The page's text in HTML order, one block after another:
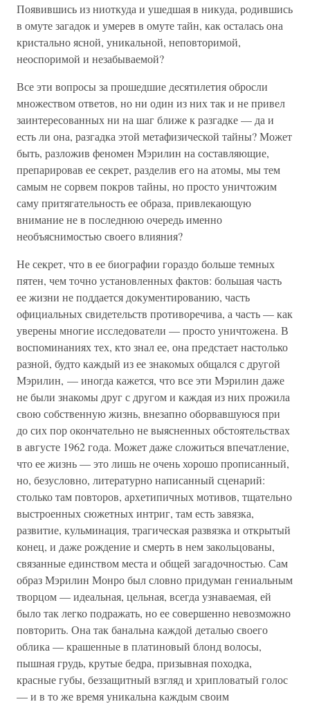
Появившись из ниоткуда и ушедшая в никуда, родившись
в омуте загадок и умерев в омуте тайн, как осталась она
кристально ясной, уникальной, неповторимой,
неоспоримой и незабываемой?
Все эти вопросы за прошедшие десятилетия обросли
множеством ответов, но ни один из них так и не привел
заинтересованных ни на шаг ближе к разгадке — да и
есть ли она, разгадка этой метафизической тайны? Может
быть, разложив феномен Мэрилин на составляющие,
препарировав ее секрет, разделив его на атомы, мы тем
самым не сорвем покров тайны, но просто уничтожим
саму притягательность ее образа, привлекающую
внимание не в последнюю очередь именно
необъяснимостью своего влияния?
Не секрет, что в ее биографии гораздо больше темных
пятен, чем точно установленных фактов: большая часть
ее жизни не поддается документированию, часть
официальных свидетельств противоречива, а часть — как
уверены многие исследователи — просто уничтожена. В
воспоминаниях тех, кто знал ее, она предстает настолько
разной, будто каждый из ее знакомых общался с другой
Мэрилин, — иногда кажется, что все эти Мэрилин даже
не были знакомы друг с другом и каждая из них прожила
свою собственную жизнь, внезапно оборвавшуюся при
до сих пор окончательно не выясненных обстоятельствах
в августе 1962 года. Может даже сложиться впечатление,
что ее жизнь — это лишь не очень хорошо прописанный,
но, безусловно, литературно написанный сценарий:
столько там повторов, архетипичных мотивов, тщательно
выстроенных сюжетных интриг, там есть завязка,
развитие, кульминация, трагическая развязка и открытый
конец, и даже рождение и смерть в нем закольцованы,
связанные единством места и общей загадочностью. Сам
образ Мэрилин Монро был словно придуман гениальным
творцом — идеальная, цельная, всегда узнаваемая, ей
было так легко подражать, но ее совершенно невозможно
повторить. Она так банальна каждой деталью своего
облика — крашенные в платиновый блонд волосы,
пышная грудь, крутые бедра, призывная походка,
красные губы, беззащитный взгляд и хрипловатый голос
— и в то же время уникальна каждым своим